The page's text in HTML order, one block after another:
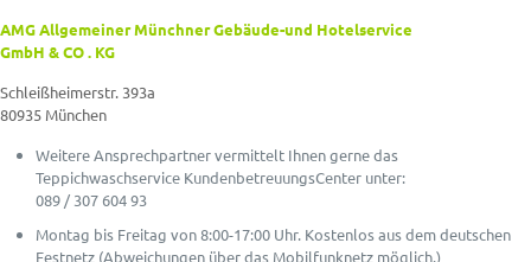
AMG Allgemeiner Münchner Gebäude-und Hotelservice
GmbH & CO . KG
Schleißheimerstr. 393a
80935 München
Weitere Ansprechpartner vermittelt Ihnen gerne das
Teppichwaschservice KundenbetreuungsCenter unter:
089 / 307 604 93
Montag bis Freitag von 8:00-17:00 Uhr. Kostenlos aus dem deutschen
Festnetz (Abweichungen über das Mobilfunknetz möglich.)